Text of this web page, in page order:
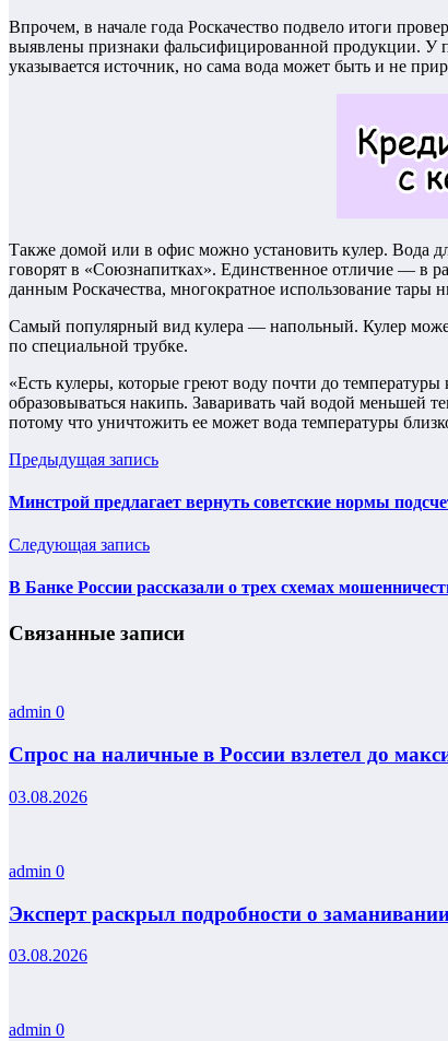
Впрочем, в начале года Роскачество подвело итоги
выявлены признаки фальсифицированной продукции. У
указывается источник, но сама вода может быть и не
Также домой или в офис можно установить кулер. Вода
говорят в «Союзнапитках». Единственное отличие — в
данным Роскачества, многократное использование тары
Самый популярный вид кулера — напольный. Кулер
по специальной трубке.
«Есть кулеры, которые греют воду почти до
образовываться накипь. Заваривать чай водой меньшей
потому что уничтожить ее может вода температуры
Предыдущая запись
Минстрой предлагает вернуть советские нормы
Следующая запись
В Банке России рассказали о трех схемах
Связанные записи
admin 0
Спрос на наличные в России взлетел до
03.08.2026
admin 0
Эксперт раскрыл подробности о
03.08.2026
admin 0